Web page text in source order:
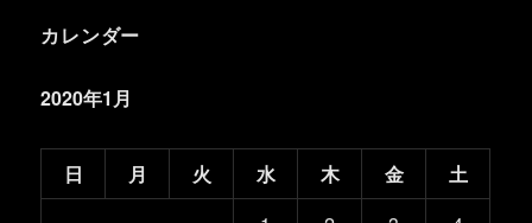
カレンダー
2020年1月
日 月 火 水 木 金
土